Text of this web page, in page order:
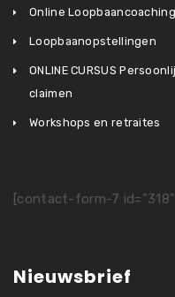
Online
Loopbaanopstellingen
ONLINE CURSUS
claimen
Workshops en retraites
[contact-form-7
Nieuwsbrief